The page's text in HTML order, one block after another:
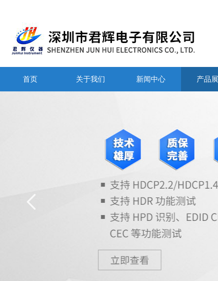
首页 关于我们 新闻中心 产品